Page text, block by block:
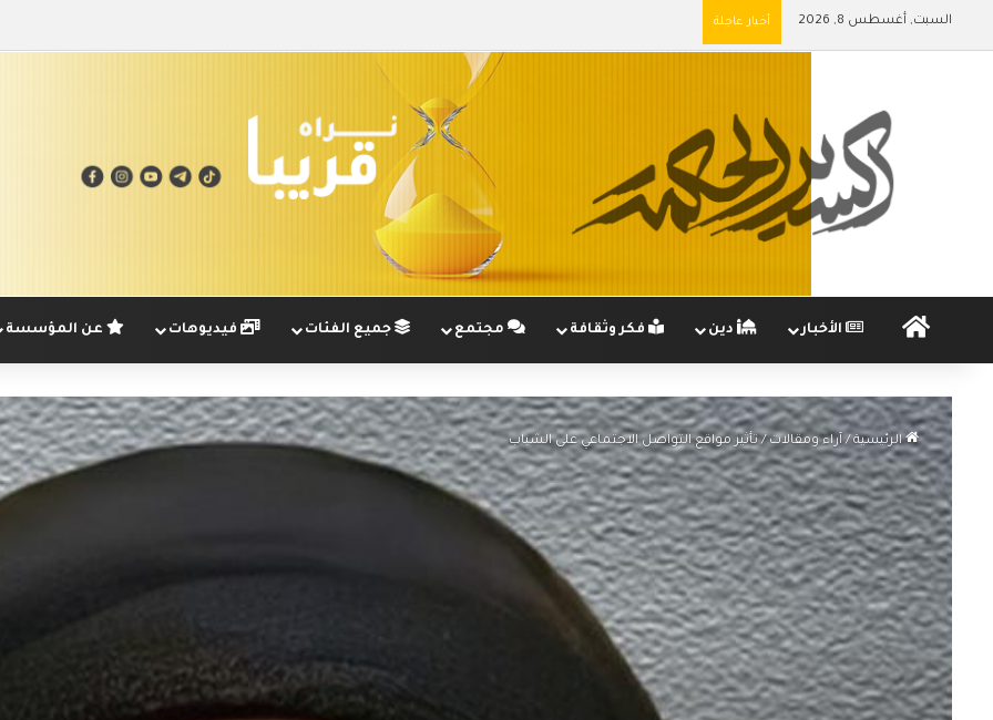
السبت, أغسطس 8, 2026 أخبار عاجلة
الرئيسيةالأخبار دين فكر وثقافة مجتمع جميع الفئات فيديوهات عن المؤسسة
الرئيسية / آراء ومقالات / تأثير مواقع التواصل الاجتماعي على الشباب